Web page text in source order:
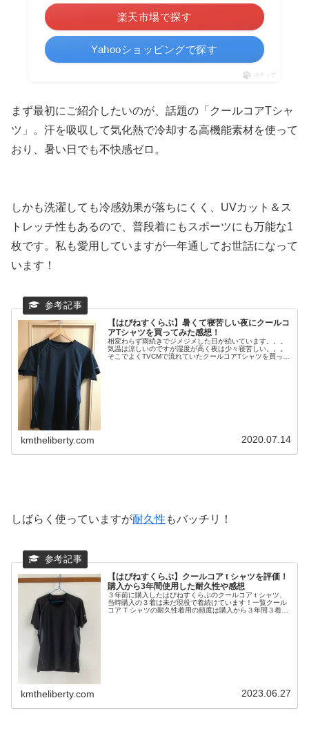
楽天市場で探す
Yahooショッピングで探す
ポチップ
まず最初にご紹介したいのが、話題の「クールコアTシャ
ツ」。汗を吸収して気化熱で冷却する高機能素材を使って
おり、暑い日でも不快感ゼロ。
しかも洗濯しても冷感効果が落ちにくく、UVカット＆ス
トレッチ性もあるので、普段着にもスポーツにも万能な1
枚です。私も愛用していますが一年通してお世話になって
います！
【はぴねすくらぶ】暑くて寝苦しい夜にクールコ
アTシャツを買ってみた感想！
相変わらず雨続きでジメジメした日が続いています。。。
気温は涼しいのですが湿度が高く夜は少々寝苦しい。。。
そこでよくTVCMで流れていたクールコアTシャツを買って
kmtheliberty.com 2020.07.14
しばらく使っていますが耐久性 もバッチリ！
【はぴねすくらぶ】クールコア t シャツを評価！
購入から3年間使用した耐久性や感想
３年前に購入したはぴねすくらぶのクールコア t シャツ、
当時購入の３着は未だ現役で着続けています！一覧クール
コア T シャツの耐久性着用の頻度は購入から３年間３着あ
kmtheliberty.com 2023.06.27